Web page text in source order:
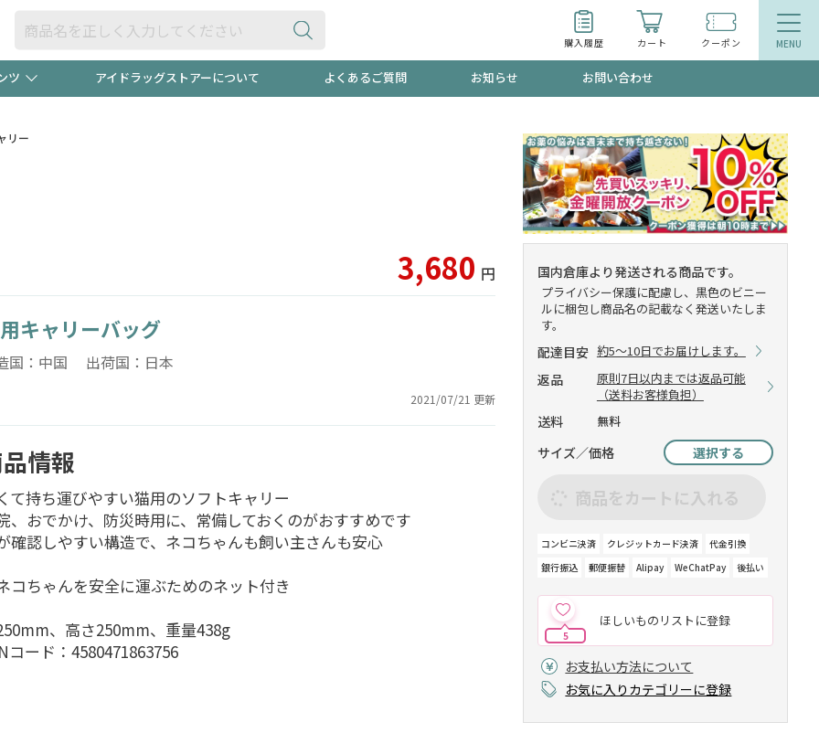
購入履歴 カート クーポン
食品
ツ
種類"出現中！今月のスト
極冷メントールで、夏の頭皮ストレスを完全リセッ
当店スタッフが贈る音声プログラム
ンも不定期配信 今売れているものが一目でわかるランキング
アイドラッグストアーについて よくあるご質問 お知らせ お問い合わせ
リー
3,680 円
キャリーバッグ
国：中国 出荷国：日本
2021/07/21 更新
情報
て持ち運びやすい猫用のソフトキャリー
、おでかけ、防災時用に、常備しておくのがおすすめです
確認しやすい構造で、ネコちゃんも飼い主さんも安心
コちゃんを安全に運ぶためのネット付き
、高さ250mm、重量438g
コード：4580471863756
国内倉庫より発送される商品です。
プライバシー保護に配慮し、黒色のビニー
ルに梱包し商品名の記載なく発送いたしま
す。
配達目安 約5～10日でお届けします。
返品
原則7日以内までは返品可能
（送料お客様負担）
送料 無料
サイズ／価格 選択する
商品をカートに入れる
コンビニ決済 クレジットカード決済
代金引換
銀行振込
郵便振替 Alipay WeChatPay 後払い
ほしいものリストに登録
5
お支払い方法について
お気に入りカテゴリーに登録